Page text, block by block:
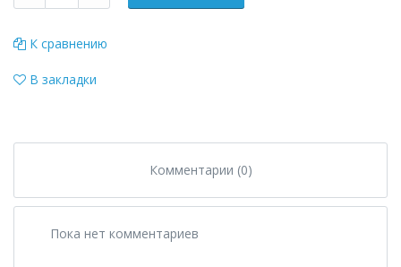
К сравнению
В закладки
Комментарии (0)
Пока нет комментариев